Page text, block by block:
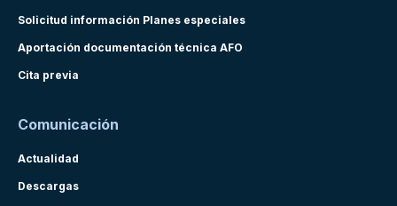
Solicitud información Planes especiales
Aportación documentación técnica AFO
Cita previa
Comunicación
Actualidad
Descargas